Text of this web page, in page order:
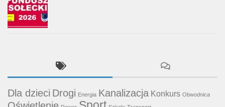
Dla dzieci Drogi Energia Kanalizacja Konkurs Obwodnica